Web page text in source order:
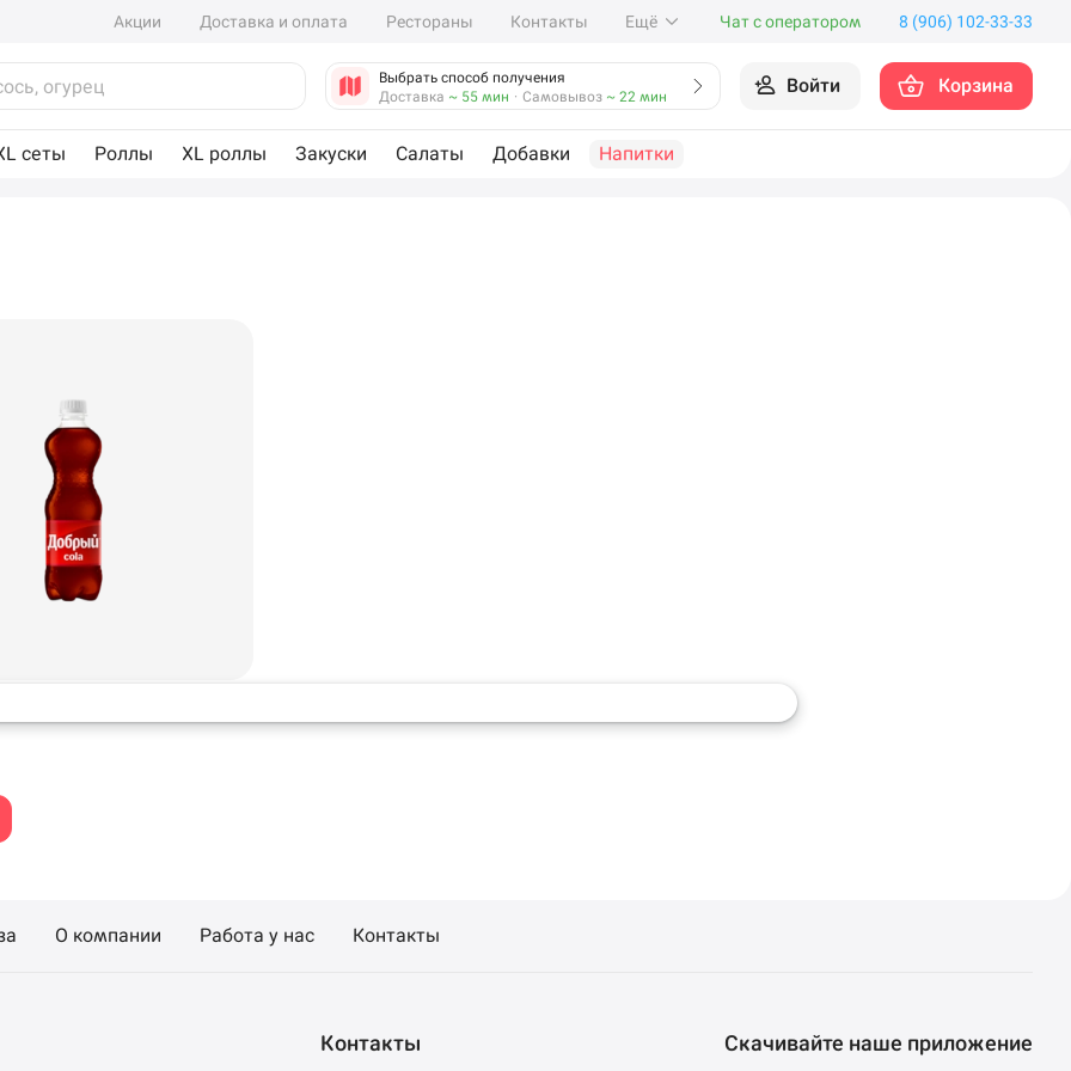
Акции Доставка и оплата Рестораны Контакты Ещё Чат с оператором 8 (906) 102-33-33
Выбрать способ получения
Доставка ~ 55 мин · Самовывоз ~ 22 мин Войти Корзина
сеты Роллы XL роллы Закуски Салаты Добавки Напитки
О компании Работа у нас Контакты
Контакты Скачивайте наше приложение
Самовывоз